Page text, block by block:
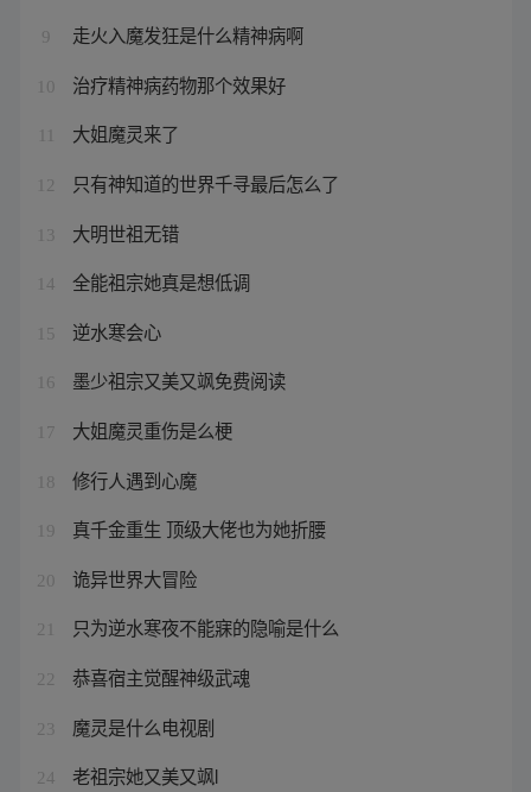
9 走火入魔发狂是什么精神病啊
10 治疗精神病药物那个效果好
大姐魔灵来了
12 只有神知道的世界千寻最后怎么了
13 大明世祖无错
14 全能祖宗她真是想低调
15 逆水寒会心
16 墨少祖宗又美又飒免费阅读
17 大姐魔灵重伤是么梗
18 修行人遇到心魔
19 真千金重生 顶级大佬也为她折腰
20 诡异世界大冒险
21 只为逆水寒夜不能寐的隐喻是什么
22 恭喜宿主觉醒神级武魂
23 魔灵是什么电视剧
24 老祖宗她又美又飒l